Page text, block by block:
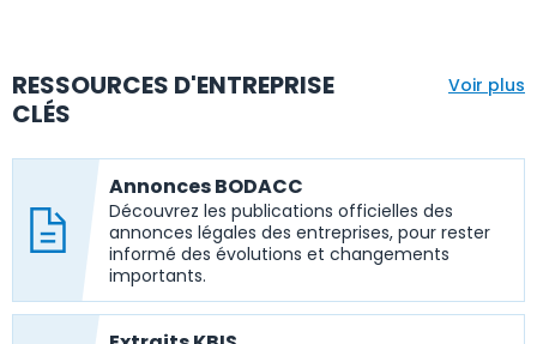
RESSOURCES D'ENTREPRISE
CLÉS
Voir plus
Annonces BODACC
Découvrez les publications officielles des
annonces légales des entreprises, pour rester
informé des évolutions et changements
importants.